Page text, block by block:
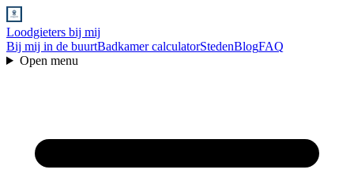
Loodgieters bij mij
Bij mij in de buurtBadkamer calculatorStedenBlogFAQ
Open menu